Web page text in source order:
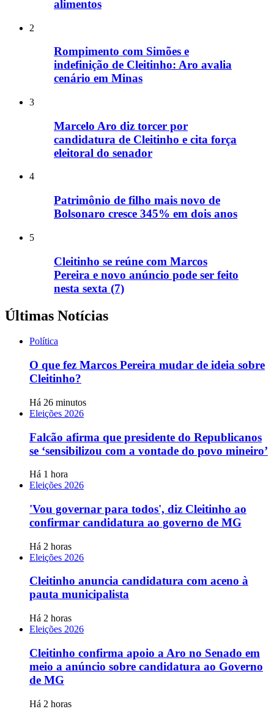
alimentos
2
Rompimento com Simões e
indefinição de Cleitinho: Aro avalia
cenário em Minas
3
Marcelo Aro diz torcer por
candidatura de Cleitinho e cita força
eleitoral do senador
4
Patrimônio de filho mais novo de
Bolsonaro cresce 345% em dois anos
5
Cleitinho se reúne com Marcos
Pereira e novo anúncio pode ser feito
nesta sexta (7)
Últimas Notícias
Política
O que fez Marcos Pereira mudar de ideia sobre
Cleitinho?
Há 26 minutos
Eleições 2026
Falcão afirma que presidente do Republicanos
se ‘sensibilizou com a vontade do povo mineiro’
Há 1 hora
Eleições 2026
'Vou governar para todos', diz Cleitinho ao
confirmar candidatura ao governo de MG
Há 2 horas
Eleições 2026
Cleitinho anuncia candidatura com aceno à
pauta municipalista
Há 2 horas
Eleições 2026
Cleitinho confirma apoio a Aro no Senado em
meio a anúncio sobre candidatura ao Governo
de MG
Há 2 horas